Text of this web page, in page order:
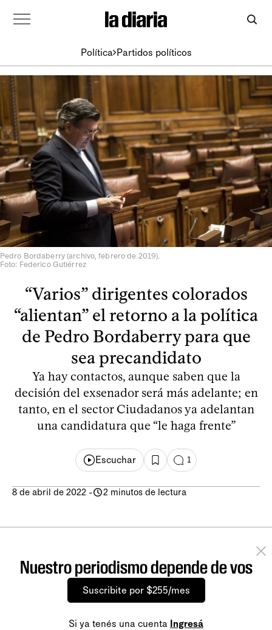
Política Partidos políticos
Pedro Bordaberry (archivo, febrero de 2019).
Foto: Federico Gutiérrez
“Varios” dirigentes colorados
“alientan” el retorno a la política
de Pedro Bordaberry para que
sea precandidato
Ya hay contactos, aunque saben que la
decisión del exsenador será más adelante; en
tanto, en el sector Ciudadanos ya adelantan
una candidatura que “le haga frente”
Escuchar 1
8 de abril de 2022 - 2 minutos de lectura
Nuestro periodismo depende de vos
Suscribite por $255/mes
Si ya tenés una cuenta Ingresá